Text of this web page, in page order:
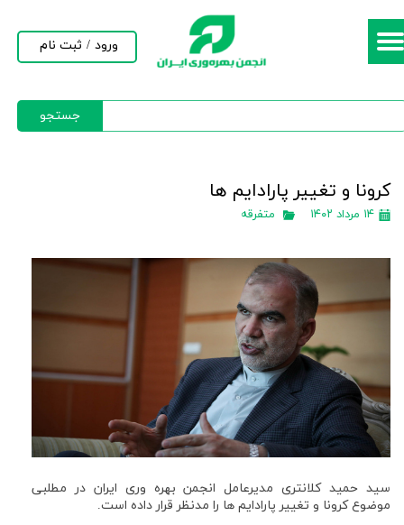
جستجو
ورود / ثبت نام
حساب کاربری من
کرونا و تغییر پارادایم ها
۱۴ مرداد ۱۴۰۲ متفرقه
سید حمید کلانتری مدیرعامل انجمن بهره وری ایران در مطلبی
موضوع کرونا و تغییر پارادایم ها را مدنظر قرار داده است.